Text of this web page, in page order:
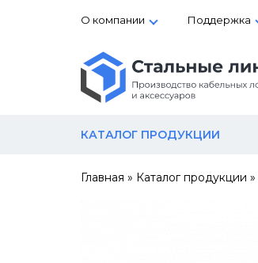
О компании Поддержка
КАТАЛОГ ПРОДУКЦИИ
Главная » Каталог продукции »